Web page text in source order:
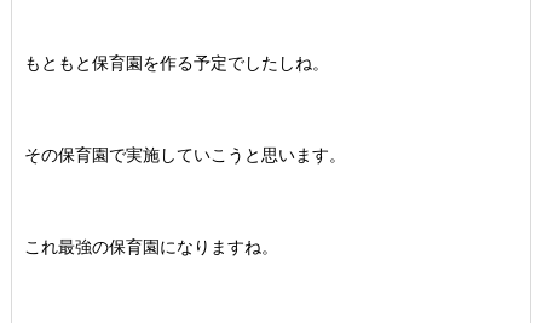
もともと保育園を作る予定でしたしね。
その保育園で実施していこうと思います。
これ最強の保育園になりますね。